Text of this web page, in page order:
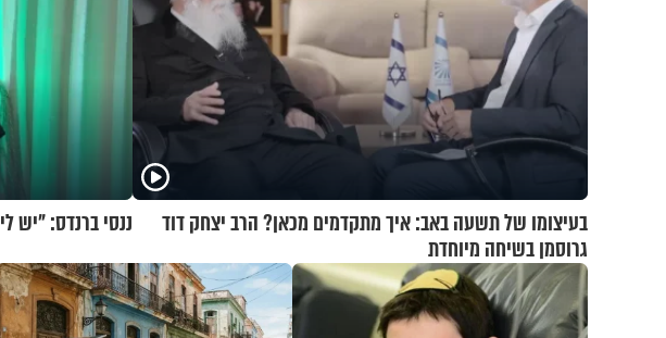
בעיצומו של תשעה באב: איך מתקדמים מכאן? הרב יצחק דוד
גרוסמן בשיחה מיוחדת
ננסי ברנדס: "יש לי 4 ילדים. הקשר הכי טוב - עם הבת החרדית"